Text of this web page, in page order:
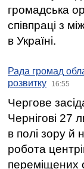
громадська
співпраці з
в Україні.
Рада громад
розвитку
16:55
Чергове
Чернігові 27
в полі зору й
робота
переміщених